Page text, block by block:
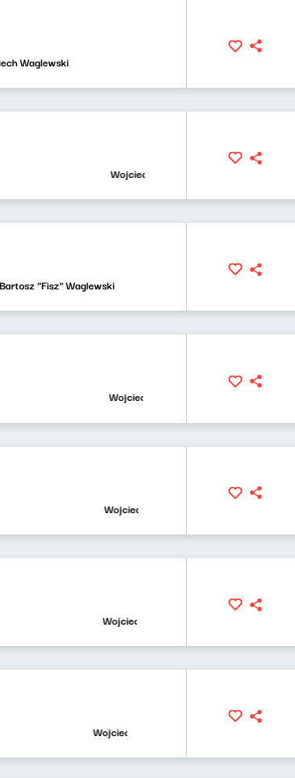
Waglewski
Wojciech Waglewski, Bartosz "Fisz" Waglewski
Bartosz "Fisz" Waglewski
Wojciech Waglewski, Bartosz "Fisz" Waglewski
Wojciech Waglewski, Bartosz "Fisz" Waglewski
Wojciech Waglewski, Bartosz "Fisz" Waglewski
Wojciech Waglewski, Bartosz "Fisz" Waglewski